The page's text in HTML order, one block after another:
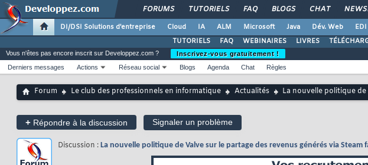
FORUMS TUTORIELS FAQ BLOGS CHAT
DI/DSI Solutions d'entreprise Cloud IA ALM Microsoft Java Dév. Web EDI
TUTORIELS
FAQ WEBINAIRES LIVRES
Vous n'êtes pas encore inscrit sur Developpez.com ?
Inscrivez-vous gratuitement !
Derniers messages
Actions Réseau social Blogs Agenda Chat Règles
Forum Le club des professionnels en informatique Actualités La nouvelle politique de
+ Répondre à la discussion Signaler un problème
Discussion : La nouvelle politique de Valve sur le partage des revenus générés via Steam